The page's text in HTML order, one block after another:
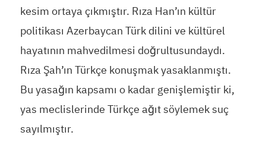
kesim ortaya çıkmıştır. Rıza Han’ın kültür
politikası Azerbaycan Türk dilini ve kültürel
hayatının mahvedilmesi doğrultusundaydı.
Rıza Şah’ın Türkçe konuşmak yasaklanmıştı.
Bu yasağın kapsamı o kadar genişlemiştir ki,
yas meclislerinde Türkçe ağıt söylemek suç
sayılmıştır.